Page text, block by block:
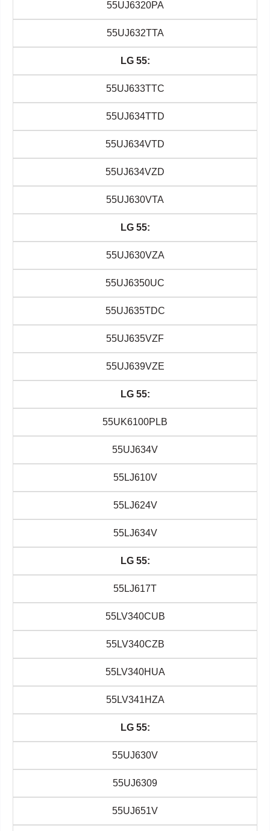
55UJ6320PA
55UJ632TTA
LG 55:
55UJ633TTC
55UJ634TTD
55UJ634VTD
55UJ634VZD
55UJ630VTA
LG 55:
55UJ630VZA
55UJ6350UC
55UJ635TDC
55UJ635VZF
55UJ639VZE
LG 55:
55UK6100PLB
55UJ634V
55LJ610V
55LJ624V
55LJ634V
LG 55:
55LJ617T
55LV340CUB
55LV340CZB
55LV340HUA
55LV341HZA
LG 55:
55UJ630V
55UJ6309
55UJ651V